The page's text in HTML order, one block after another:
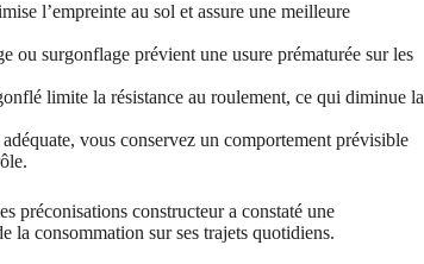
l’empreinte au sol et assure une meilleure
ou surgonflage prévient une usure prématurée sur les
limite la résistance au roulement, ce qui diminue la
vous conservez un comportement prévisible
préconisations constructeur a constaté une
la consommation sur ses trajets quotidiens.